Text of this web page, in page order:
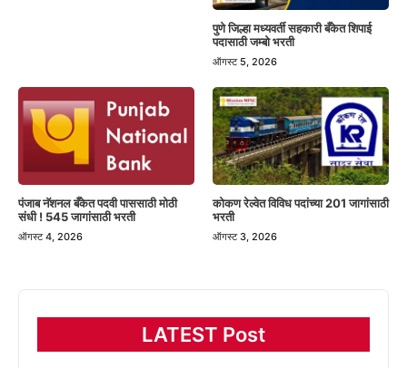
पुणे जिल्हा मध्यवर्ती सहकारी बँकेत शिपाई
पदासाठी जम्बो भरती
ऑगस्ट 5, 2026
पंजाब नॅशनल बँकेत पदवी पाससाठी मोठी
संधी ! 545 जागांसाठी भरती
ऑगस्ट 4, 2026
कोकण रेल्वेत विविध पदांच्या 201 जागांसाठी
भरती
ऑगस्ट 3, 2026
LATEST Post